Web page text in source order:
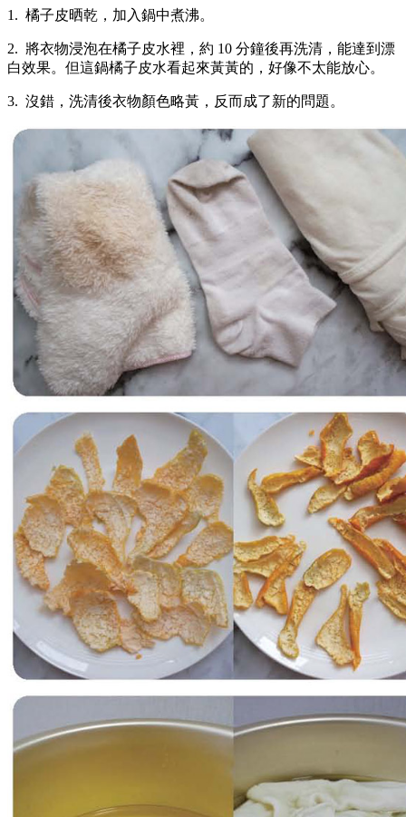
1. 橘子皮晒乾，加入鍋中煮沸。
2. 將衣物浸泡在橘子皮水裡，約 10 分鐘後再洗清，能達到漂
白效果。但這鍋橘子皮水看起來黃黃的，好像不太能放心。
3. 沒錯，洗清後衣物顏色略黃，反而成了新的問題。